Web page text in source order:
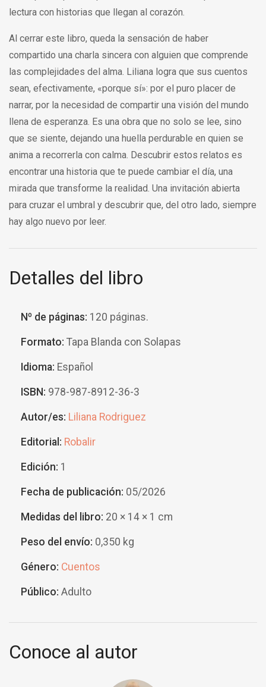
lectura con historias que llegan al corazón.
Al cerrar este libro, queda la sensación de haber
compartido una charla sincera con alguien que comprende
las complejidades del alma. Liliana logra que sus cuentos
sean, efectivamente, «porque sí»: por el puro placer de
narrar, por la necesidad de compartir una visión del mundo
llena de esperanza. Es una obra que no solo se lee, sino
que se siente, dejando una huella perdurable en quien se
anima a recorrerla con calma. Descubrir estos relatos es
encontrar una historia que te puede cambiar el día, una
mirada que transforme la realidad. Una invitación abierta
para cruzar el umbral y descubrir que, del otro lado, siempre
hay algo nuevo por leer.
Detalles del libro
Nº de páginas: 120 páginas.
Formato: Tapa Blanda con Solapas
Idioma: Español
ISBN: 978-987-8912-36-3
Autor/es: Liliana Rodriguez
Editorial: Robalir
Edición: 1
Fecha de publicación: 05/2026
Medidas del libro: 20 × 14 × 1 cm
Peso del envío: 0,350 kg
Género: Cuentos
Público: Adulto
Conoce al autor